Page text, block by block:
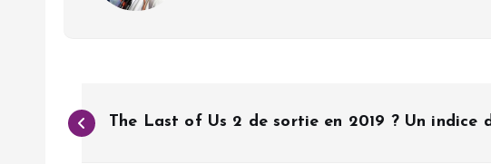
N
The Last of Us 2 de sortie en 2019 ? Un indice